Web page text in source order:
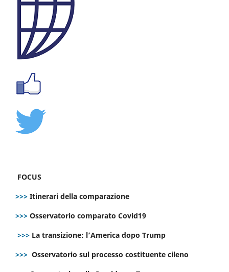
FOCUS
>>> Itinerari della comparazione
>>> Osservatorio comparato Covid19
>>> La transizione: l’America dopo Trump
>>> Osservatorio sul processo costituente cileno